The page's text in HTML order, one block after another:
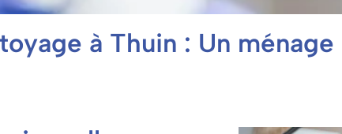
à Thuin : Un